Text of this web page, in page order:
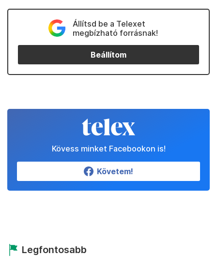
Állítsd be a Telexet
megbízható forrásnak!
Beállítom
Kövess minket Facebookon is!
Követem!
Legfontosabb